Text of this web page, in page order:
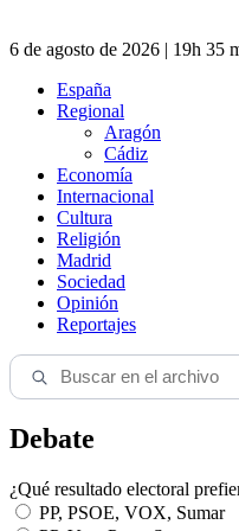
6 de agosto de 2026 | 19h 35
España
Regional
Aragón
Cádiz
Economía
Internacional
Cultura
Religión
Madrid
Sociedad
Opinión
Reportajes
Debate
¿Qué resultado electoral
PP, PSOE, VOX, Sumar